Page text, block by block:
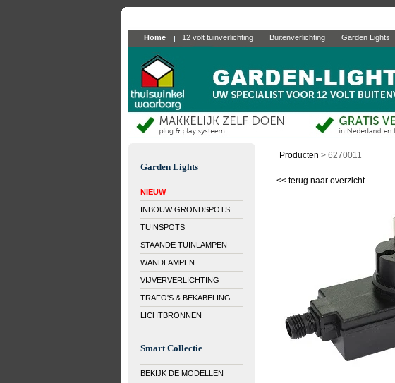
Home 12 volt tuinverlichting Buitenverlichting Garden Lights
Garden Lights
NIEUW
INBOUW GRONDSPOTS
TUINSPOTS
STAANDE TUINLAMPEN
WANDLAMPEN
VIJVERVERLICHTING
TRAFO'S & BEKABELING
LICHTBRONNEN
Smart Collectie
BEKIJK DE MODELLEN
Producten > 6270011
<< terug naar overzicht